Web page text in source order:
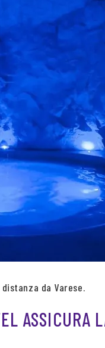
da Varese.